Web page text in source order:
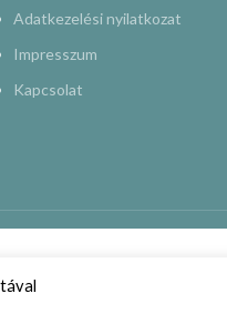
Adatkezelési nyilatkozat
Impresszum
Kapcsolat